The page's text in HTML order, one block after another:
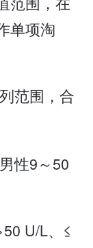
单项淘
范围，合
性9～50
U/L、≤